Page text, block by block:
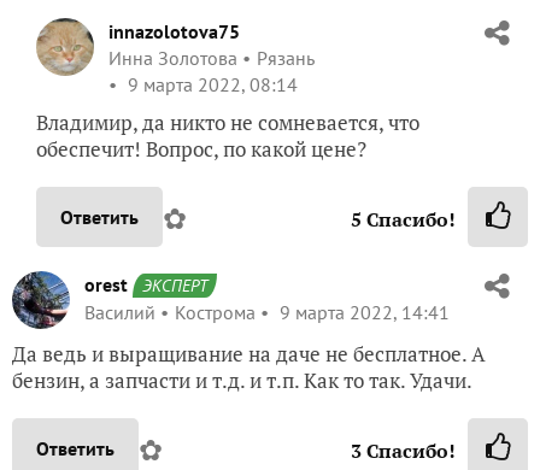
innazolotova75
Инна Золотова
Рязань
9 марта 2022, 08:14
Владимир, да никто не сомневается, что
обеспечит! Вопрос, по какой цене?
Ответить ✿ 5 Спасибо!
orest ЭКСПЕРТ
Василий Кострома 9 марта 2022, 14:41
Да ведь и выращивание на даче не бесплатное. А
бензин, а запчасти и т.д. и т.п. Как то так. Удачи.
Ответить ✿ 3Спасибо!